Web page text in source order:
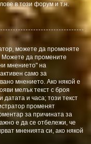
в този форум и т.н.
можете да променяте
Можете да промените
мнението" на
само за
мнението. Ако някой е
мелък текст с броя
и часа; този текст
променят
за причината за
е да се отбележи, че
мненията си, ако някой